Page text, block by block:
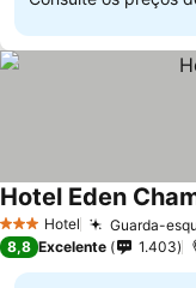
3 EstrelasHotel Guarda-
Hotel Eden
8,8 Excelente 1.403